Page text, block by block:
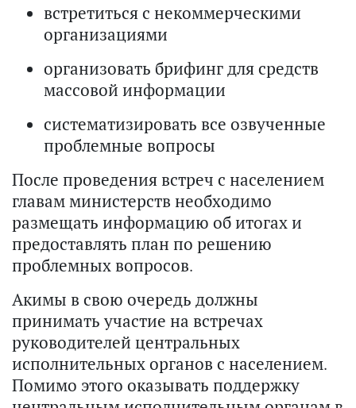
встретиться с некоммерческими
организациями
организовать брифинг для средств
массовой информации
систематизировать все озвученные
проблемные вопросы
После проведения встреч с населением
главам министерств необходимо
размещать информацию об итогах и
предоставлять план по решению
проблемных вопросов.
Акимы в свою очередь должны
принимать участие на встречах
руководителей центральных
исполнительных органов с населением.
Помимо этого оказывать поддержку